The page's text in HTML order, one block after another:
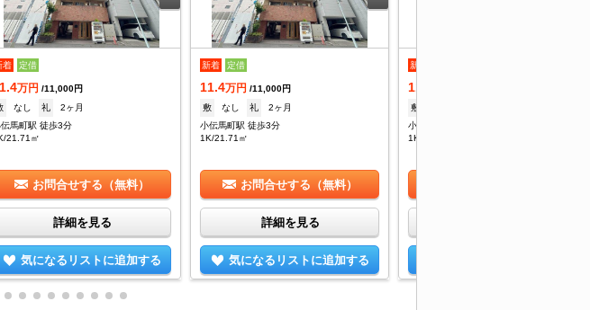
着 定借
万円 /11,000円
なし 礼
2ヶ月
馬町駅 徒歩3分
21.71㎡
お問合せする（無料）
詳細を見る
気になるリストに追加する
新着 定借
11.4万円 /11,000円
敷
なし 礼
2ヶ月
小伝馬町駅 徒歩3分
1K/21.71㎡
お問合せする（無料）
詳細を見る
気になるリストに追加する
新着
11.4
敷
小伝馬町駅 徒歩3分
1K/21.71㎡